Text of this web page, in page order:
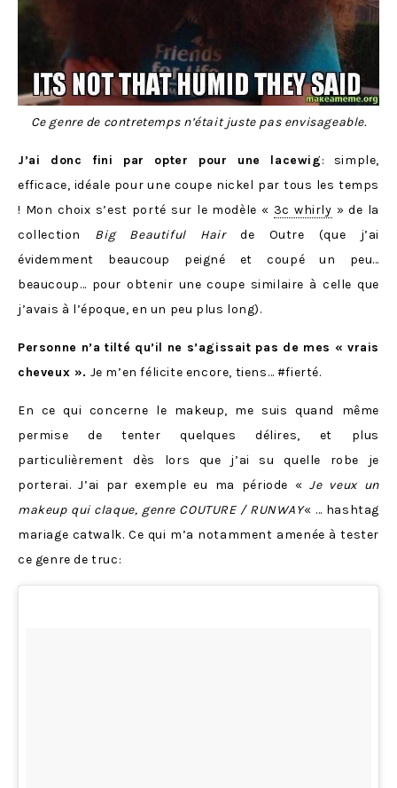
Ce genre de contretemps n’était juste pas envisageable.
J’ai donc fini par opter pour une lacewig: simple,
efficace, idéale pour une coupe nickel par tous les temps
! Mon choix s’est porté sur le modèle « 3c whirly » de la
collection Big Beautiful Hairde Outre (que j’ai
évidemment beaucoup peigné et coupé un peu…
beaucoup… pour obtenir une coupe similaire à celle que
j’avais à l’époque, en un peu plus long).
Personne n’a tilté qu’il ne s’agissait pas de mes « vrais
cheveux ». Je m’en félicite encore, tiens… #fierté.
En ce qui concerne le makeup, me suis quand même
permise de tenter quelques délires, et plus
particulièrement dès lors que j’ai su quelle robe je
porterai. J’ai par exemple eu ma période «Je veux un
makeup qui claque, genre COUTURE / RUNWAY« … hashtag
mariage catwalk. Ce qui m’a notamment amenée à tester
ce genre de truc: